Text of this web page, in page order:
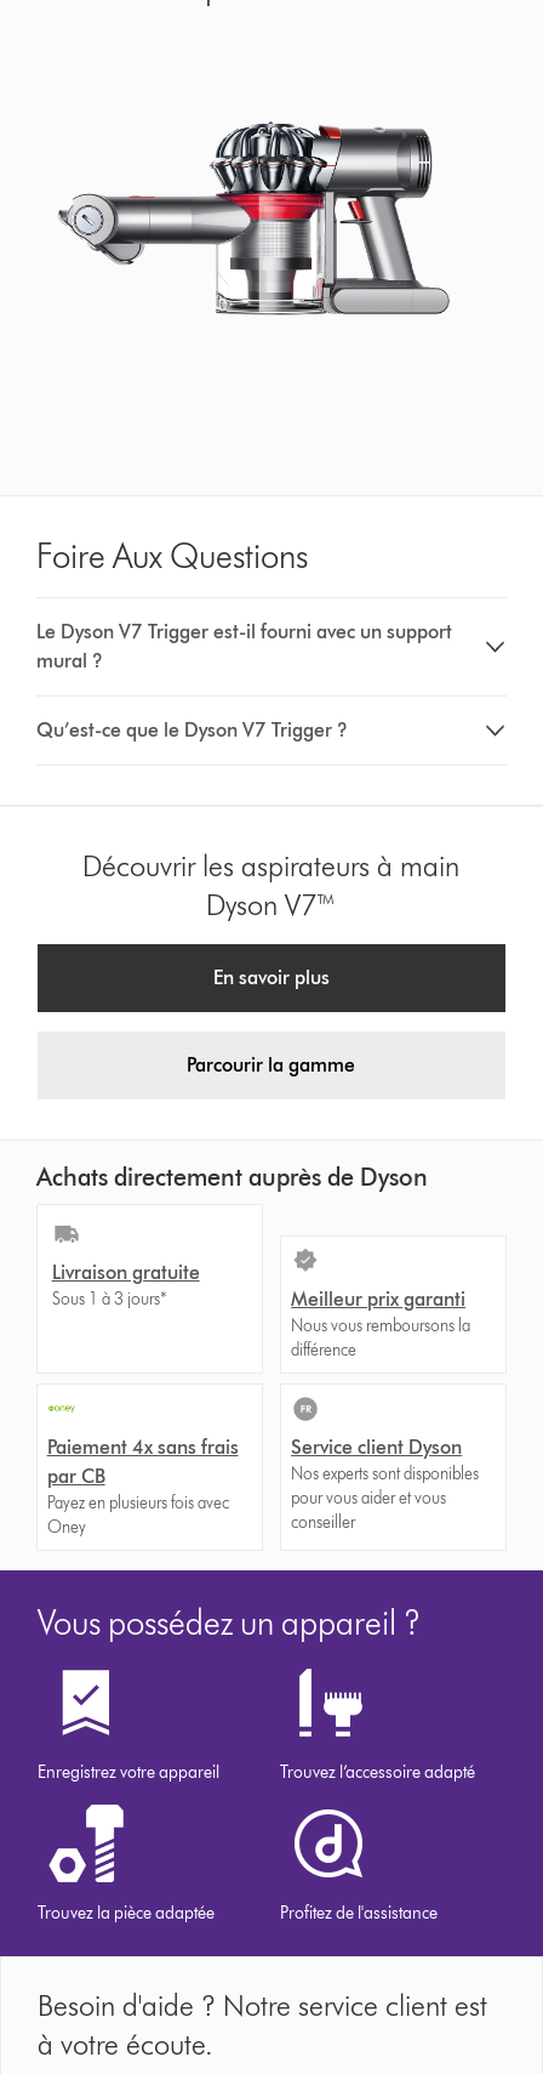
Foire Aux Questions
Le Dyson V7 Trigger est-il fourni avec un support
mural ?
Qu’est-ce que le Dyson V7 Trigger ?
Découvrir les aspirateurs à main
Dyson V7™
En savoir plus
Parcourir la gamme
Achats directement auprès de Dyson
Livraison gratuite
Sous 1 à 3 jours* Meilleur prix garanti
Nous vous remboursons la
différence
Paiement 4x sans frais
par CB
Payez en plusieurs fois avec
Oney
Service client Dyson
Nos experts sont disponibles
pour vous aider et vous
conseiller
Vous possédez un appareil ?
Enregistrez votre appareil Trouvez l’accessoire adapté
Trouvez la pièce adaptée Profitez de l'assistance
Besoin d'aide ? Notre service client est
à votre écoute.